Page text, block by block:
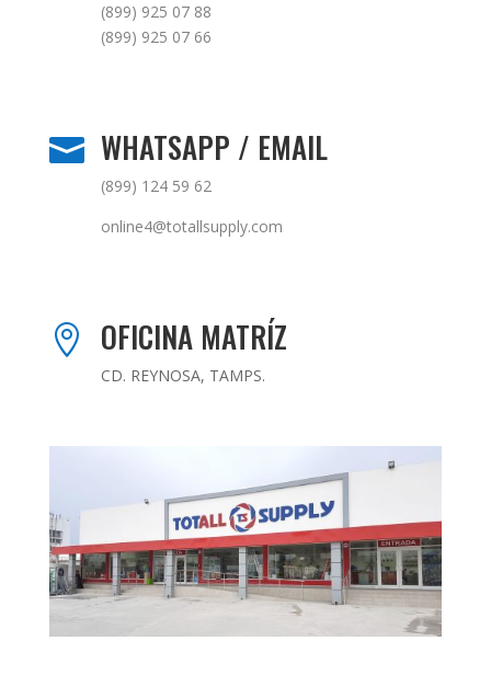
(899) 925 07 88
(899) 925 07 66
 WHATSAPP / EMAIL
(899) 124 59 62
online4@totallsupply.com
 OFICINA MATRÍZ
CD. REYNOSA, TAMPS.